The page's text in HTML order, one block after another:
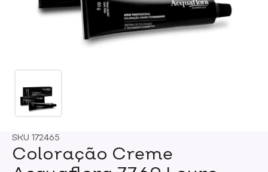
SKU 172465
Coloração Creme